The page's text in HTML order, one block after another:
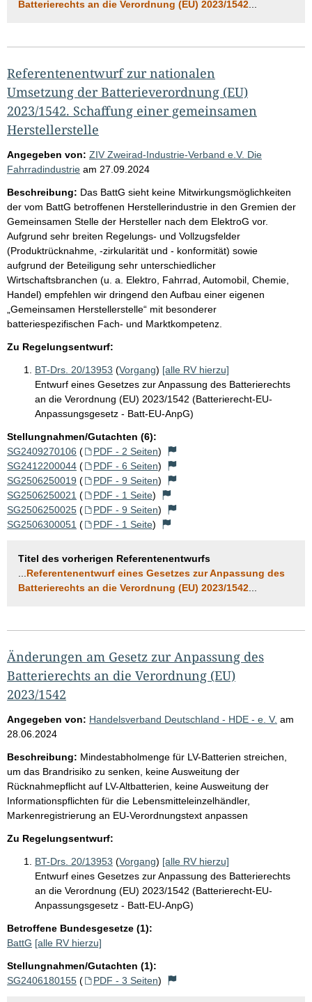
Batterierechts an die Verordnung (EU) 2023/1542
Referentenentwurf zur nationalen
Umsetzung der Batterieverordnung (EU)
2023/1542. Schaffung einer gemeinsamen
Herstellerstelle
Angegeben von: ZIV Zweirad-Industrie-Verband e.V. Die
Fahrradindustrie am 27.09.2024
Beschreibung: Das BattG sieht keine Mitwirkungsmöglichkeiten
der vom BattG betroffenen Herstellerindustrie in den Gremien der
Gemeinsamen Stelle der Hersteller nach dem ElektroG vor.
Aufgrund sehr breiten Regelungs- und Vollzugsfelder
(Produktrücknahme, -zirkularität und - konformität) sowie
aufgrund der Beteiligung sehr unterschiedlicher
Wirtschaftsbranchen (u. a. Elektro, Fahrrad, Automobil, Chemie,
Handel) empfehlen wir dringend den Aufbau einer eigenen
„Gemeinsamen Herstellerstelle“ mit besonderer
batteriespezifischen Fach- und Marktkompetenz.
Zu Regelungsentwurf:
BT-Drs. 20/13953 (Vorgang) [alle RV hierzu]
Entwurf eines Gesetzes zur Anpassung des Batterierechts
an die Verordnung (EU) 2023/1542 (Batterierecht-EU-
Anpassungsgesetz - Batt-EU-AnpG)
Stellungnahmen/Gutachten (6):
SG2409270106 ( PDF - 2 Seiten)
SG2412200044 ( PDF - 6 Seiten)
SG2506250019 ( PDF - 9 Seiten)
SG2506250021 ( PDF - 1 Seite)
SG2506250025 ( PDF - 9 Seiten)
SG2506300051 ( PDF - 1 Seite)
Titel des vorherigen Referentenentwurfs
Referentenentwurf eines Gesetzes zur Anpassung des
Batterierechts an die Verordnung (EU) 2023/1542
Änderungen am Gesetz zur Anpassung des
Batterierechts an die Verordnung (EU)
2023/1542
Angegeben von: Handelsverband Deutschland - HDE - e. V. am
28.06.2024
Beschreibung: Mindestabholmenge für LV-Batterien streichen,
um das Brandrisiko zu senken, keine Ausweitung der
Rücknahmepflicht auf LV-Altbatterien, keine Ausweitung der
Informationspflichten für die Lebensmitteleinzelhändler,
Markenregistrierung an EU-Verordnungstext anpassen
Zu Regelungsentwurf:
BT-Drs. 20/13953 (Vorgang) [alle RV hierzu]
Entwurf eines Gesetzes zur Anpassung des Batterierechts
an die Verordnung (EU) 2023/1542 (Batterierecht-EU-
Anpassungsgesetz - Batt-EU-AnpG)
Betroffene Bundesgesetze (1):
BattG [alle RV hierzu]
Stellungnahmen/Gutachten (1):
SG2406180155 ( PDF - 3 Seiten)